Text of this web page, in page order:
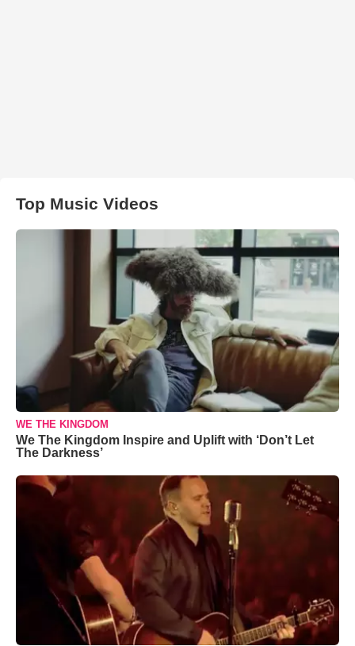
Top Music Videos
WE THE KINGDOM
We The Kingdom Inspire and Uplift with ‘Don’t Let
The Darkness’